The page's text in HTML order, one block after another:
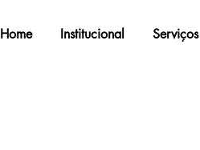
Home Institucional Serviços